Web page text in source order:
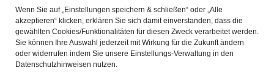
Wenn Sie auf „Einstellungen speichern & schließen“ oder „Alle
akzeptieren“ klicken, erklären Sie sich damit einverstanden, dass die
gewählten Cookies/Funktionalitäten für diesen Zweck verarbeitet werden.
Sie können Ihre Auswahl jederzeit mit Wirkung für die Zukunft ändern
oder widerrufen indem Sie unsere Einstellungs-Verwaltung in den
Datenschutzhinweisen nutzen.
Besuchen Sie unser
liebevoll
hergerichtetes